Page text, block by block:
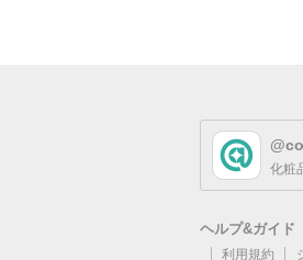
化粧
ヘルプ&ガイド
利用規約